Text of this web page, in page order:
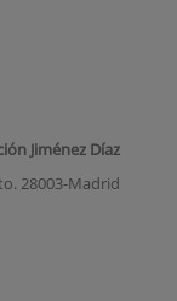
Jiménez Díaz
28003-Madrid